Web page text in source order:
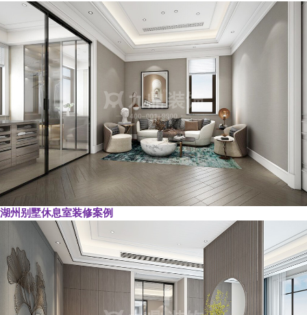
湖州别墅休息室装修案例